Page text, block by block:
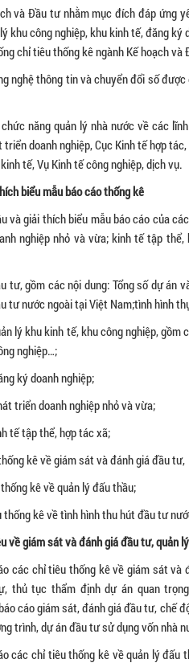
và Đầu tư nhằm mục đích đáp ứng
khu công nghiệp, khu kinh tế, đăng
chỉ tiêu thống kê ngành Kế hoạch và
nghệ thông tin và chuyển đổi số
năng quản lý nhà nước về các
doanh nghiệp, Cục Kinh tế hợp
tế, Vụ Kinh tế công nghiệp, dịch vụ.
biểu mẫu báo cáo thống kê
và giải thích biểu mẫu báo cáo của
nghiệp nhỏ và vừa; kinh tế tập
tư, gồm các nội dung: Tổng số dự
tư nước ngoài tại Việt Nam;tình hình
lý khu kinh tế, khu công nghiệp,
nghiệp…;
ký doanh nghiệp;
triển doanh nghiệp nhỏ và vừa;
tế tập thể, hợp tác xã;
kê về giám sát và đánh giá đầu tư,
kê về quản lý đấu thầu;
kê về tình hình thu hút đầu tư
về giám sát và đánh giá đầu tư, quản
các chỉ tiêu thống kê về giám sát
thủ tục thẩm định dự án quan
cáo giám sát, đánh giá đầu tư, chế
trình, dự án đầu tư sử dụng vốn nhà
các chỉ tiêu thống kê về quản lý